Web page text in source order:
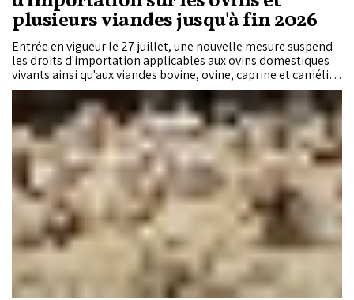
plusieurs viandes jusqu'à fin 2026
Entrée en vigueur le 27 juillet, une nouvelle mesure suspend
les droits d'importation applicables aux ovins domestiques
vivants ainsi qu'aux viandes bovine, ovine, caprine et caméline
jusqu'au 31 décembre 2026. Les abats de ces espèces restent,
en revanche, soumis à un droit de 30 %.